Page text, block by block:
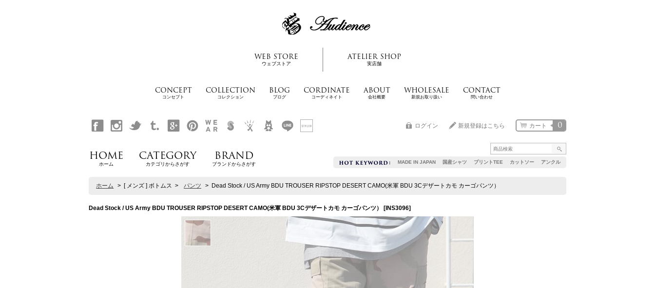
WEB STORE
ウェブストア
ATELIER SHOP
実店舗
CONCEPT
コンセプト
COLLECTION
コレクション
BLOG
ブログ
CORDINATE
コーディネイト
ABOUT
会社概要
WHOLESALE
新規お取り扱い
CONTACT
問い合わせ
MADE IN JAPAN 国産シャツ プリントTEE カットソー アンクル
0
カート
ログイン 新規登録はこちら
HOME
ホーム
CATEGORY
カテゴリからさがす
BRAND
ブランドからさがす
ホーム > [ メンズ ] ボトムス > パンツ > Dead Stock / US Army BDU TROUSER RIPSTOP DESERT CAMO(米軍 BDU 3Cデザートカモ カーゴパンツ）
Dead Stock / US Army BDU TROUSER RIPSTOP DESERT CAMO(米軍 BDU 3Cデザートカモ カーゴパンツ） [ INS3096]